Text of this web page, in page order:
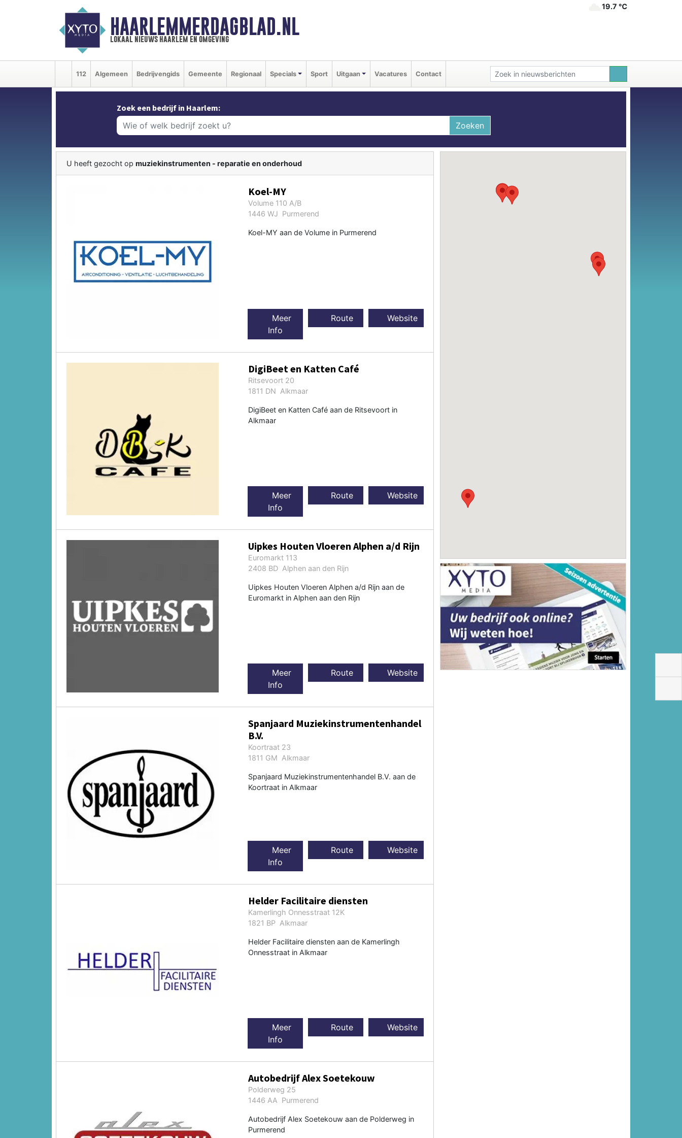
HAARLEMMERDAGBLAD.NL
lokaal nieuws haarlem en omgeving
19.7 ℃
112 Algemeen Bedrijvengids Gemeente Regionaal Specials Sport Uitgaan Vacatures Contact
Zoek een bedrijf in Haarlem:
Zoeken
U heeft gezocht op muziekinstrumenten - reparatie en onderhoud
Koel-MY
Volume 110 A/B
1446 WJ Purmerend
Koel-MY aan de Volume in Purmerend
Meer
Info
Route Website
DigiBeet en Katten Café
Ritsevoort 20
1811 DN Alkmaar
DigiBeet en Katten Café aan de Ritsevoort in
Alkmaar
Meer
Info
Route Website
Uipkes Houten Vloeren Alphen a/d Rijn
Euromarkt 113
2408 BD Alphen aan den Rijn
Uipkes Houten Vloeren Alphen a/d Rijn aan de
Euromarkt in Alphen aan den Rijn
Meer
Info
Route Website
Spanjaard Muziekinstrumentenhandel
B.V.
Koortraat 23
1811 GM Alkmaar
Spanjaard Muziekinstrumentenhandel B.V. aan de
Koortraat in Alkmaar
Meer
Info
Route Website
Helder Facilitaire diensten
Kamerlingh Onnesstraat 12K
1821 BP Alkmaar
Helder Facilitaire diensten aan de Kamerlingh
Onnesstraat in Alkmaar
Meer
Info
Route Website
Autobedrijf Alex Soetekouw
Polderweg 25
1446 AA Purmerend
Autobedrijf Alex Soetekouw aan de Polderweg in
Purmerend